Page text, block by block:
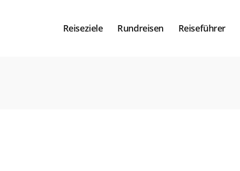
Reiseziele Rundreisen Reiseführer